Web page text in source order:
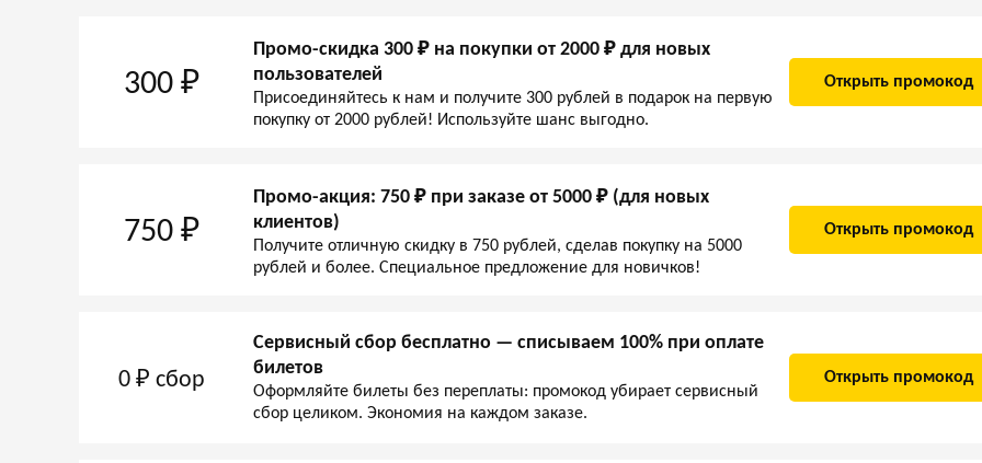
300 ₽
Промо-скидка 300 ₽ на покупки от 2000 ₽ для новых
пользователей
Присоединяйтесь к нам и получите 300 рублей в подарок на первую
покупку от 2000 рублей! Используйте шанс выгодно.
Открыть промокод
750 ₽
Промо-акция: 750 ₽ при заказе от 5000 ₽ (для новых
клиентов)
Получите отличную скидку в 750 рублей, сделав покупку на 5000
рублей и более. Специальное предложение для новичков!
Открыть промокод
0 ₽ сбор
Сервисный сбор бесплатно — списываем 100% при оплате
билетов
Оформляйте билеты без переплаты: промокод убирает сервисный
сбор целиком. Экономия на каждом заказе.
Открыть промокод